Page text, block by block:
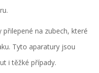
přilepené na zubech, které
. Tyto aparatury jsou
i těžké případy.